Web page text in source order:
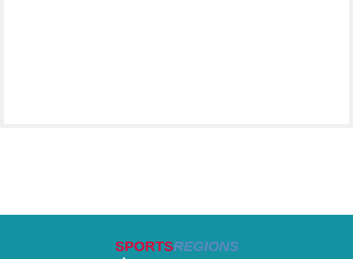
SPORTSREGIONS